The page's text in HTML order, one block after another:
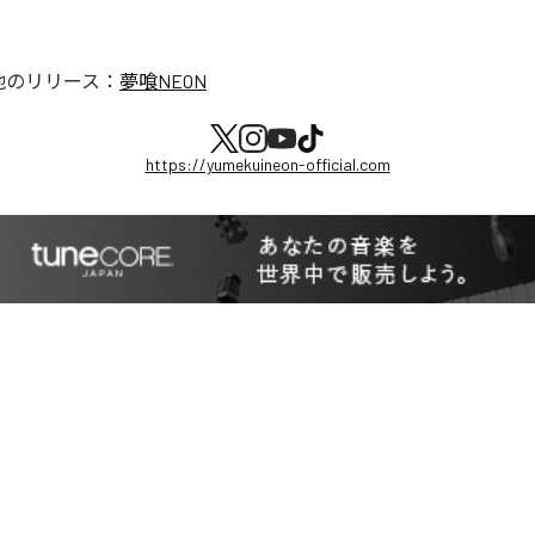
のリリース： 夢喰NEON
https://yumekuineon-official.com